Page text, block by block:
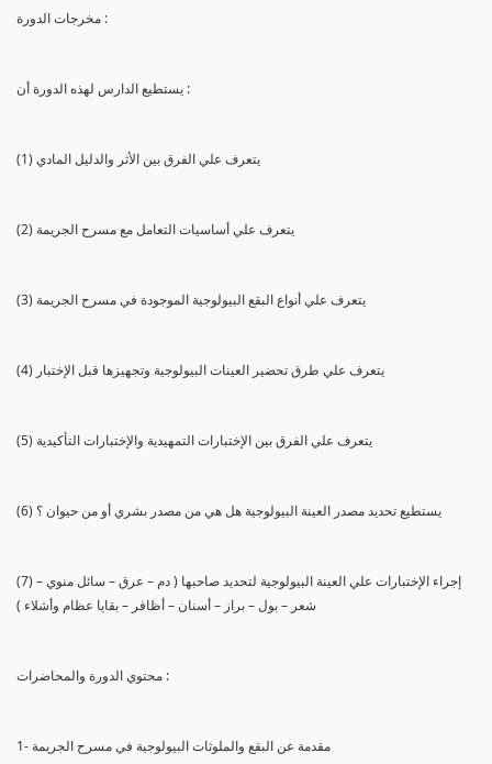
مخرجات الدورة :
يستطيع الدارس لهذه الدورة أن :
(1) يتعرف علي الفرق بين الأثر والدليل المادي
(2) يتعرف علي أساسيات التعامل مع مسرح الجريمة
(3) يتعرف علي أنواع البقع البيولوجية الموجودة في مسرح الجريمة
(4) يتعرف علي طرق تحضير العينات البيولوجية وتجهيزها قبل الإختبار
(5) يتعرف علي الفرق بين الإختبارات التمهيدية والإختبارات التأكيدية
(6) يستطيع تحديد مصدر العينة البيولوجية هل هي من مصدر بشري أو من حيوان ؟
(7) إجراء الإختبارات علي العينة البيولوجية لتحديد صاحبها ( دم – عرق – سائل منوي –
شعر – بول – براز – أسنان – أظافر – بقايا عظام وأشلاء )
محتوي الدورة والمحاضرات :
1- مقدمة عن البقع والملوثات البيولوجية في مسرح الجريمة